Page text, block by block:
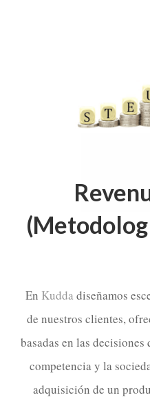
En Kudda diseñamos
de nuestros clientes,
basadas en las
competencia y la
adquisición de un